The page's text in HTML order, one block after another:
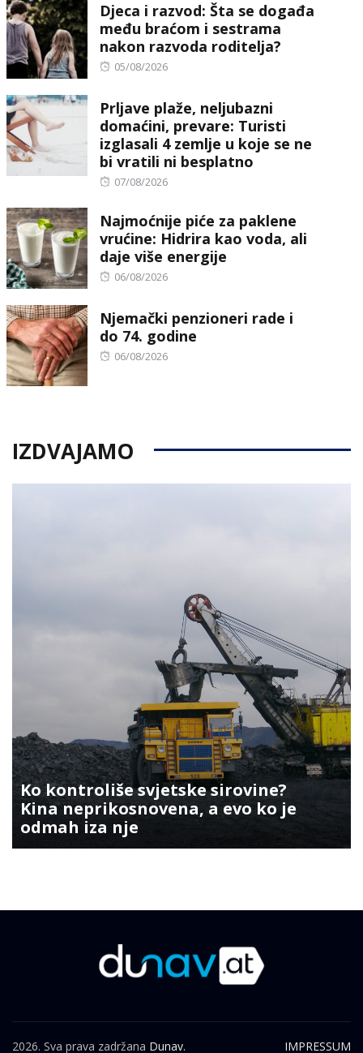
Djeca i razvod: Šta se događa
među braćom i sestrama
nakon razvoda roditelja?
Posted
05/08/2026
Prljave plaže, neljubazni
domaćini, prevare: Turisti
izglasali 4 zemlje u koje se ne
bi vratili ni besplatno
Posted
07/08/2026
Najmoćnije piće za paklene
vrućine: Hidrira kao voda, ali
daje više energije
Posted
06/08/2026
Njemački penzioneri rade i
do 74. godine
Posted
06/08/2026
IZDVAJAMO
Ko kontroliše svjetske sirovine?
Kina neprikosnovena, a evo ko je
odmah iza nje
2026. Sva prava zadržana Dunav. IMPRESSUM